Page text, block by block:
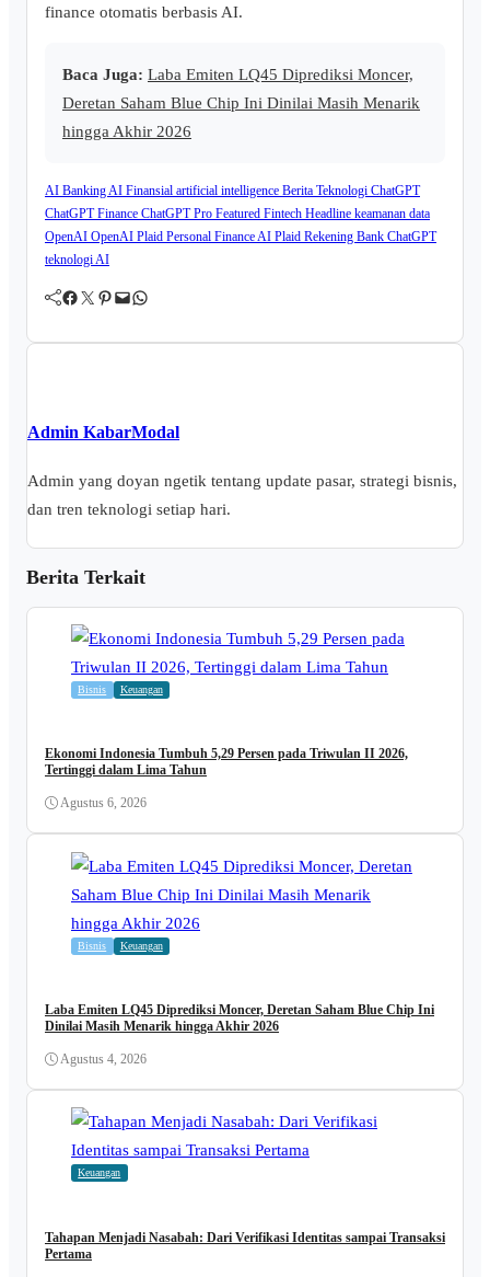
finance otomatis berbasis AI.
Baca Juga: Laba Emiten LQ45 Diprediksi Moncer,
Deretan Saham Blue Chip Ini Dinilai Masih Menarik
hingga Akhir 2026
AI BankingAI Finansial artificial intelligence Berita Teknologi ChatGPT
ChatGPT Finance ChatGPT Pro Featured Fintech Headline keamanan data
OpenAI OpenAI Plaid Personal Finance AI Plaid Rekening Bank ChatGPT
teknologi AI
Facebook Twitter Pinterest Mail WhatsApp
Admin KabarModal
Admin yang doyan ngetik tentang update pasar, strategi bisnis,
dan tren teknologi setiap hari.
Berita Terkait
Bisnis Keuangan
Ekonomi Indonesia Tumbuh 5,29 Persen pada Triwulan II 2026,
Tertinggi dalam Lima Tahun
Agustus 6, 2026
Bisnis Keuangan
Laba Emiten LQ45 Diprediksi Moncer, Deretan Saham Blue Chip Ini
Dinilai Masih Menarik hingga Akhir 2026
Agustus 4, 2026
Keuangan
Tahapan Menjadi Nasabah: Dari Verifikasi Identitas sampai Transaksi
Pertama